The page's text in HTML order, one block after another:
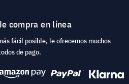
compra en línea
fácil posible, le ofrecemos muchos
de pago.